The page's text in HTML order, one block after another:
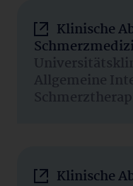
Klinische
Allgemeine
Klinische